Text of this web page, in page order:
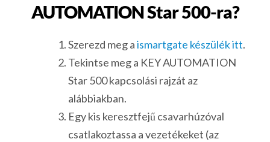
AUTOMATION Star 500-ra?
Szerezd meg aismartgate készülék itt.
Tekintse meg a KEY AUTOMATION
Star 500 kapcsolási rajzát az
alábbiakban.
Egy kis keresztfejű csavarhúzóval
csatlakoztassa a vezetékeket (az